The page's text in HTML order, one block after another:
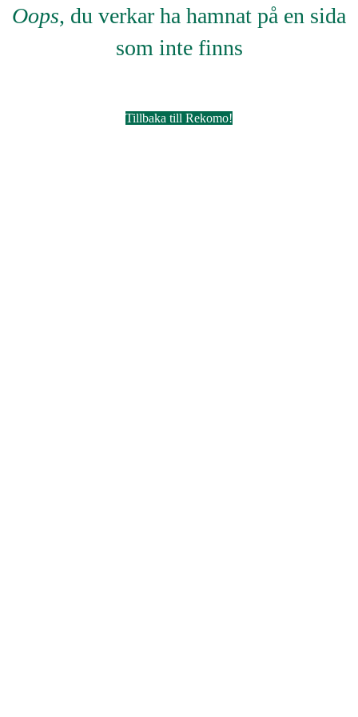
Oops, du verkar ha hamnat på en sida
som inte finns
Tillbaka till Rekomo!